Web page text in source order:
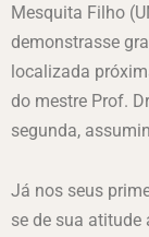
Mesquita Filho
demonstrasse
localizada
do mestre Prof.
segunda,
Já nos seus
se de sua